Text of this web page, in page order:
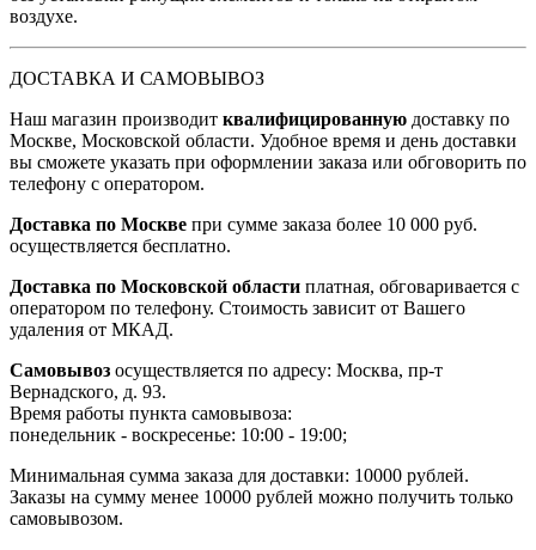
воздухе.
ДОСТАВКА И САМОВЫВОЗ
Наш магазин производит квалифицированную доставку по
Москве, Московской области. Удобное время и день доставки
вы сможете указать при оформлении заказа или обговорить по
телефону с оператором.
Доставка по Москве при сумме заказа более 10 000 руб.
осуществляется бесплатно.
Доставка по Московской области платная, обговаривается с
оператором по телефону. Стоимость зависит от Вашего
удаления от МКАД.
Самовывоз осуществляется по адресу: Москва, пр-т
Вернадского, д. 93.
Время работы пункта самовывоза:
понедельник - воскресенье: 10:00 - 19:00;
Минимальная сумма заказа для доставки: 10000 рублей.
Заказы на сумму менее 10000 рублей можно получить только
самовывозом.